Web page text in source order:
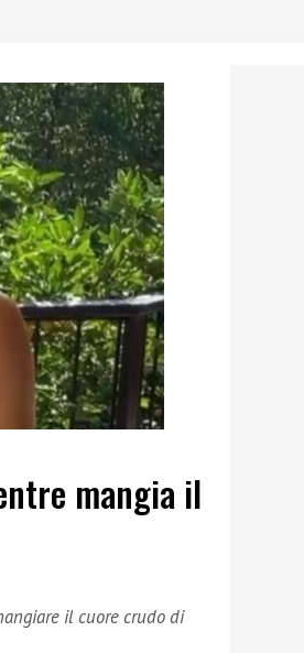
mangia il
il cuore crudo di